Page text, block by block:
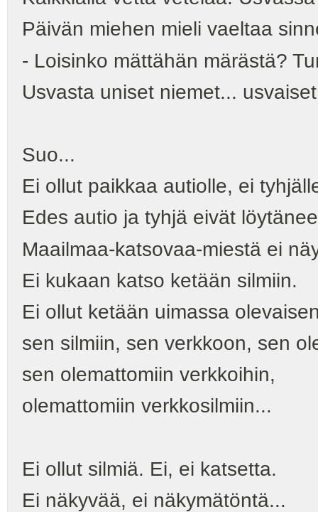
Päivän miehen mieli vaeltaa
- Loisinko mättähän märästä?
Usvasta uniset niemet...
Suo...
Ei ollut paikkaa autiolle, ei
Edes autio ja tyhjä eivät
Maailmaa-katsovaa-miestä ei
Ei kukaan katso ketään silmiin.
Ei ollut ketään uimassa
sen silmiin, sen verkkoon, sen
sen olemattomiin verkkoihin,
olemattomiin verkkosilmiin...
Ei ollut silmiä. Ei, ei katsetta.
Ei näkyvää, ei näkymätöntä...